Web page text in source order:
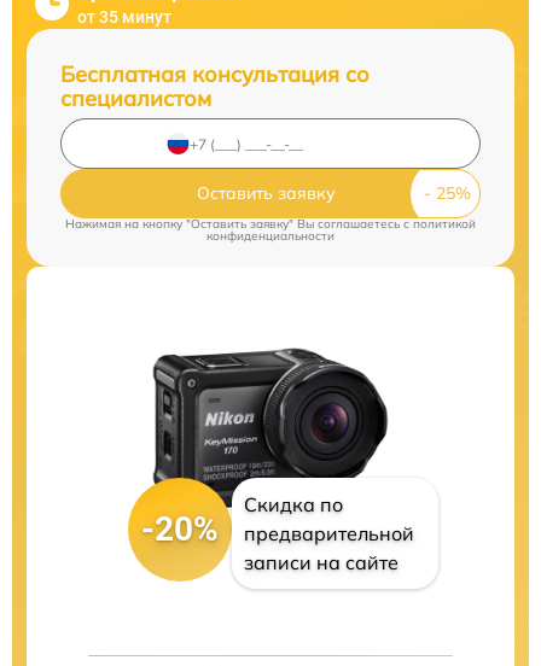
от 35 минут
Бесплатная консультация со
специалистом
Оставить заявку
Нажимая на кнопку "Оставить заявку" Вы соглашаетесь cполитикой
конфиденциальности
-20%
Скидка по
предварительной
записи на сайте